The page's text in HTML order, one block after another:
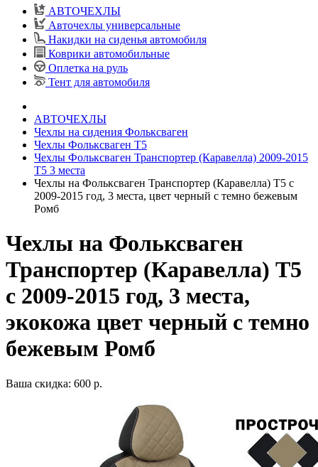
АВТОЧЕХЛЫ
Авточехлы универсальные
Накидки на сиденья автомобиля
Коврики автомобильные
Оплетка на руль
Тент для автомобиля
АВТОЧЕХЛЫ
Чехлы на сидения Фольксваген
Чехлы Фольксваген Т5
Чехлы Фольксваген Транспортер (Каравелла) 2009-2015
Т5 3 места
Чехлы на Фольксваген Транспортер (Каравелла) Т5 с
2009-2015 год, 3 места, цвет черный с темно бежевым
Ромб
Чехлы на Фольксваген
Транспортер (Каравелла) Т5
с 2009-2015 год, 3 места,
экокожа цвет черный с темно
бежевым Ромб
Ваша скидка: 600 р.